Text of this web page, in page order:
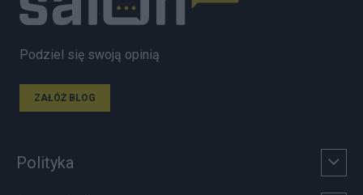
Podziel się swoją opinią
ZAŁÓŻ BLOG
Polityka